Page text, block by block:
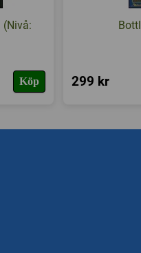
(Nivå:
Köp 299 kr